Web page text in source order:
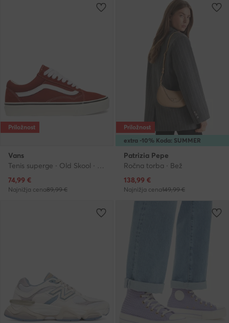
Priložnost
Vans
Tenis superge · Old Skool · Rdeča
Trenutna cena
74,99 €
Najnižja cena89,99 €
extra -10% Koda: SUMMER
Priložnost
Patrizia Pepe
Ročna torba · Bež
Trenutna cena
138,99 €
Najnižja cena149,99 €